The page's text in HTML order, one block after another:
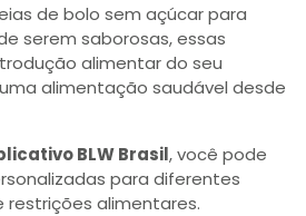
de bolo sem açúcar para
serem saborosas, essas
alimentar do seu
alimentação saudável desde
BLW Brasil, você pode
para diferentes
restrições alimentares.